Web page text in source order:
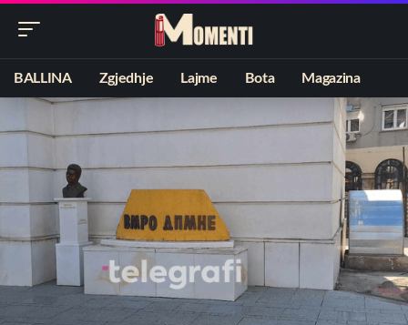
BALLINA Zgjedhje Lajme Bota Magazina